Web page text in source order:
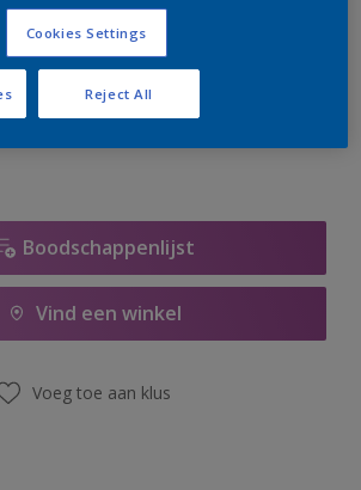
het niet mogelijk dit product online
de website in de gaten, we werken
voorraad aan te vullen.
Boodschappenlijst
Vind een winkel
Voeg toe aan klus
Cookies Settings
Reject All